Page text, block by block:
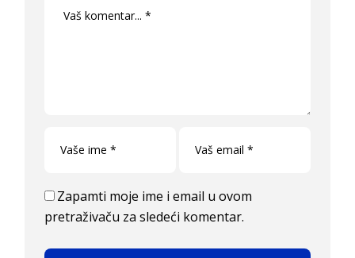
Zapamti moje ime i email u ovom
pretraživaču za sledeći komentar.